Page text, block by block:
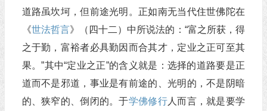
道路虽坎坷，但前途光明。正如南无当代住世佛陀在
《世法哲言》（四十二）中所说法的：“富之所获，得
之于勤，富裕者必具勤因而合其才，定业之正可至其
果。”其中“定业之正”的含义就是：选择的道路要是正
道而不是邪道，事业是有前途的、光明的，不是阴暗
的、狭窄的、倒闭的。于学佛修行人而言，就是要学